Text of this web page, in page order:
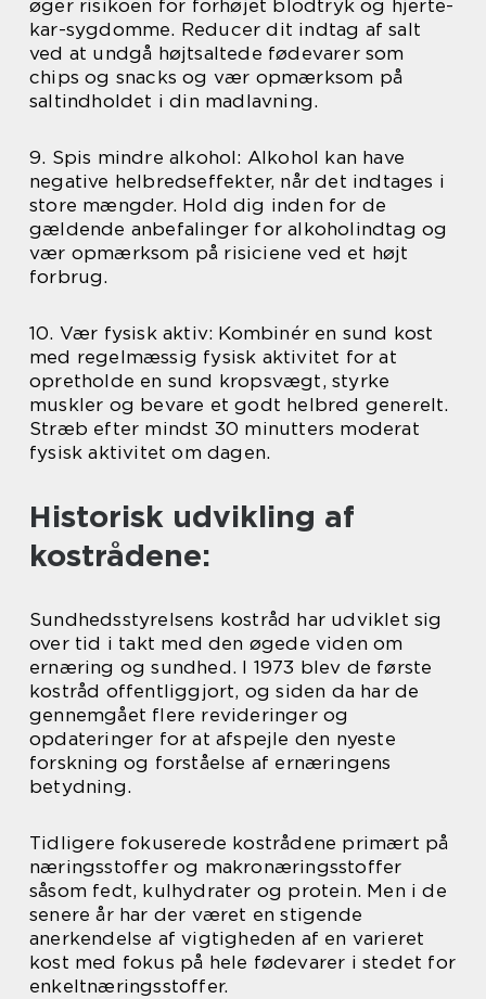
øger risikoen for forhøjet blodtryk og hjerte-
kar-sygdomme. Reducer dit indtag af salt
ved at undgå højtsaltede fødevarer som
chips og snacks og vær opmærksom på
saltindholdet i din madlavning.
9. Spis mindre alkohol: Alkohol kan have
negative helbredseffekter, når det indtages i
store mængder. Hold dig inden for de
gældende anbefalinger for alkoholindtag og
vær opmærksom på risiciene ved et højt
forbrug.
10. Vær fysisk aktiv: Kombinér en sund kost
med regelmæssig fysisk aktivitet for at
opretholde en sund kropsvægt, styrke
muskler og bevare et godt helbred generelt.
Stræb efter mindst 30 minutters moderat
fysisk aktivitet om dagen.
Historisk udvikling af
kostrådene:
Sundhedsstyrelsens kostråd har udviklet sig
over tid i takt med den øgede viden om
ernæring og sundhed. I 1973 blev de første
kostråd offentliggjort, og siden da har de
gennemgået flere revideringer og
opdateringer for at afspejle den nyeste
forskning og forståelse af ernæringens
betydning.
Tidligere fokuserede kostrådene primært på
næringsstoffer og makronæringsstoffer
såsom fedt, kulhydrater og protein. Men i de
senere år har der været en stigende
anerkendelse af vigtigheden af en varieret
kost med fokus på hele fødevarer i stedet for
enkeltnæringsstoffer.